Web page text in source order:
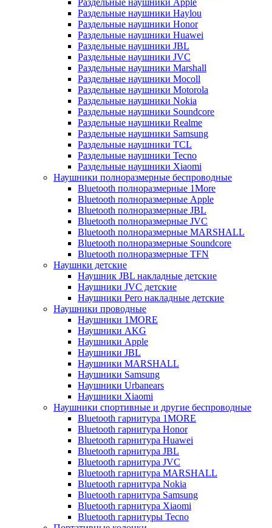
Раздельные наушники Apple
Раздельные наушники Haylou
Раздельные наушники Honor
Раздельные наушники Huawei
Раздельные наушники JBL
Раздельные наушники JVC
Раздельные наушники Marshall
Раздельные наушники Mocoll
Раздельные наушники Motorola
Раздельные наушники Nokia
Раздельные наушники Soundcore
Раздельные наушники Realme
Раздельные наушники Samsung
Раздельные наушники TCL
Раздельные наушники Tecno
Раздельные наушники Xiaomi
Наушники полноразмерные беспроводные
Bluetooth полноразмерные 1More
Bluetooth полноразмерные Apple
Bluetooth полноразмерные JBL
Bluetooth полноразмерные JVC
Bluetooth полноразмерные MARSHALL
Bluetooth полноразмерные Soundcore
Bluetooth полноразмерные TFN
Наушнки детские
Наушник JBL накладные детские
Наушники JVC детские
Наушники Pero накладные детские
Наушники проводные
Наушники 1MORE
Наушники AKG
Наушники Apple
Наушники JBL
Наушники MARSHALL
Наушники Samsung
Наушники Urbanears
Наушники Xiaomi
Наушники спортивные и другие беспроводные
Bluetooth гарнитура 1MORE
Bluetooth гарнитура Honor
Bluetooth гарнитура Huawei
Bluetooth гарнитура JBL
Bluetooth гарнитура JVC
Bluetooth гарнитура MARSHALL
Bluetooth гарнитура Nokia
Bluetooth гарнитура Samsung
Bluetooth гарнитура Xiaomi
Bluetooth гарнитуры Tecno